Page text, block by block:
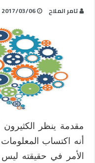
تامر الملاح 2017/03/06
مقدمة ينظر
أنه اكتساب
الأمر في حقيقته